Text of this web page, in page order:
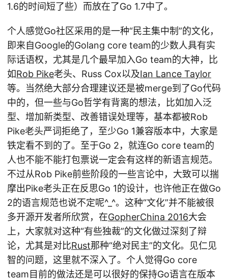
1.6的时间短了些）而放在了Go 1.7中了。
个人感觉Go社区采用的是一种“民主集中制”的文化，
即来自Google的Golang core team的少数人具有实
际话语权，尤其是几个最早加入Go team的大神，比
如Rob Pike老头、Russ Cox以及Ian Lance Taylor
等。当然绝大部分合理建议还是被merge到了Go代码
中的，但一些与Go哲学有背离的想法，比如加入泛
型、增加新类型、改善错误处理等，基本都被Rob
Pike老头严词拒绝了，至少Go 1兼容版本中，大家是
铁定看不到的了。至于Go 2，就连Go core team的
人也不能不能打包票说一定会有这样的新语言规范。
不过从Rob Pike前些阶段的一些言论中，大致可以揣
摩出Pike老头正在反思Go 1的设计，也许他正在做Go
2的语言规范也说不定呢^_^。这种“文化”并不能被很
多开源开发者所欣赏，在GopherChina 2016大会
上，大家就对这种“有些独裁”的文化做过深刻了辩
论，尤其是对比Rust那种“绝对民主”的文化。见仁见
智的问题，这里就不深入了。个人觉得Go core
team目前的做法还是可以很好的保持Go语言在版本